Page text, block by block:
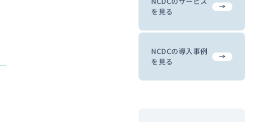
を見る
NCDCの導入事例
を見る